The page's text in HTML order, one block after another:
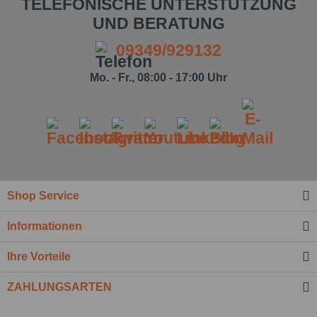
zur Kenntnis
genommen.*
Felder mit * sind Pflichtfelder.
TELEFONISCHE UNTERSTÜTZUNG
UND BERATUNG
09349/929132
Mo. - Fr., 08:00 - 17:00 Uhr
Shop Service
Informationen
Ihre Vorteile
ZAHLUNGSARTEN